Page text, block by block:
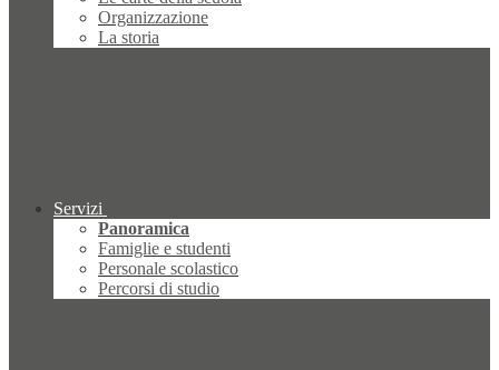
Organizzazione
La storia
Servizi
Panoramica
Famiglie e studenti
Personale scolastico
Percorsi di studio